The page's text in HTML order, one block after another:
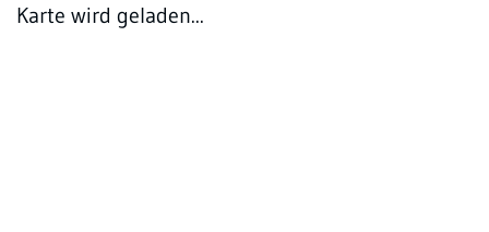
Karte wird geladen...